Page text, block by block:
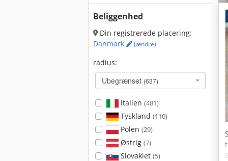
Beliggenhed
Din registrerede placering:
Danmark
(ændre)
radius:
Ubegrænset (637)
Italien (481)
Tyskland (110)
Polen (29)
Østrig (7)
Slovakiet (5)